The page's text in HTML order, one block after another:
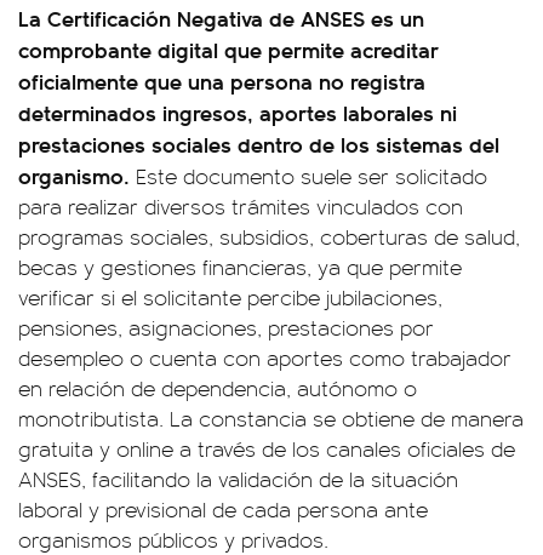
La Certificación Negativa de ANSES es un
comprobante digital que permite acreditar
oficialmente que una persona no registra
determinados ingresos, aportes laborales ni
prestaciones sociales dentro de los sistemas del
organismo. Este documento suele ser solicitado
para realizar diversos trámites vinculados con
programas sociales, subsidios, coberturas de salud,
becas y gestiones financieras, ya que permite
verificar si el solicitante percibe jubilaciones,
pensiones, asignaciones, prestaciones por
desempleo o cuenta con aportes como trabajador
en relación de dependencia, autónomo o
monotributista. La constancia se obtiene de manera
gratuita y online a través de los canales oficiales de
ANSES, facilitando la validación de la situación
laboral y previsional de cada persona ante
organismos públicos y privados.